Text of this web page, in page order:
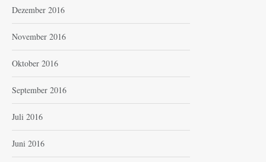
Dezember 2016
November 2016
Oktober 2016
September 2016
Juli 2016
Juni 2016